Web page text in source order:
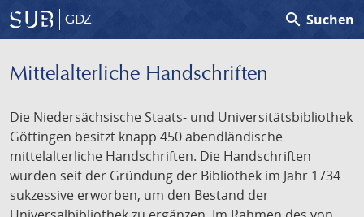
GDZ search Suchen
Mittelalterliche Handschriften
Die Niedersächsische Staats- und Universitätsbibliothek
Göttingen besitzt knapp 450 abendländische
mittelalterliche Handschriften. Die Handschriften
wurden seit der Gründung der Bibliothek im Jahr 1734
sukzessive erworben, um den Bestand der